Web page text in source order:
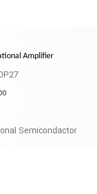
Amplifier
Semicondactor